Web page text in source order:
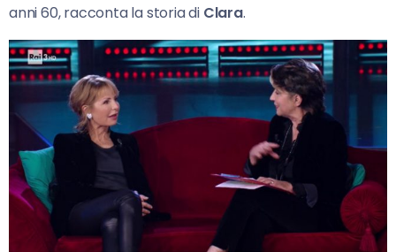
anni 60, racconta la storia di Clara.